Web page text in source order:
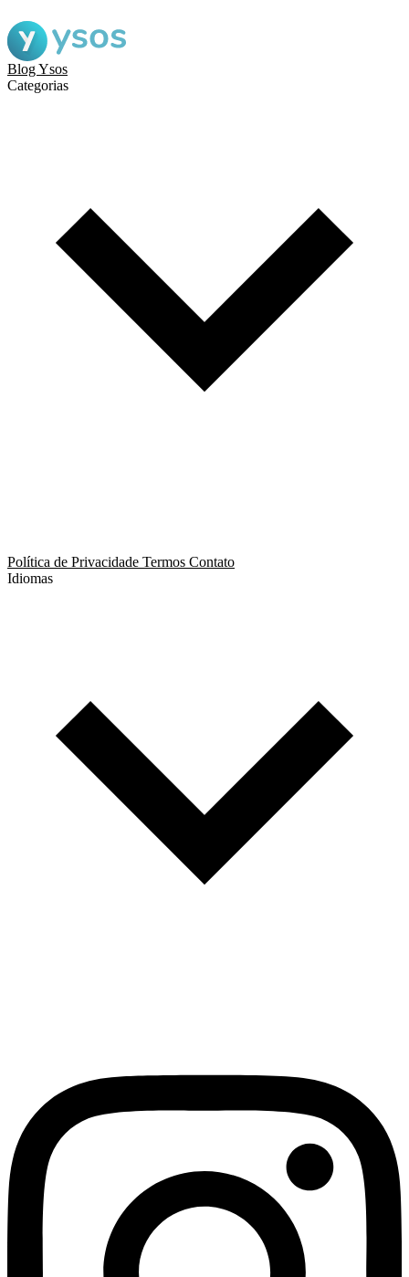
Blog Ysos
Categorias
Política de Privacidade Termos Contato
Idiomas